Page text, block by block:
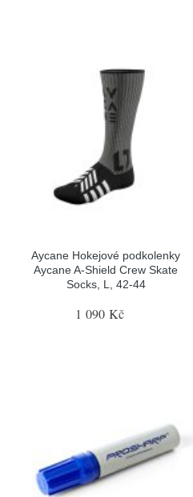
Aycane Hokejové podkolenky
Aycane A-Shield Crew Skate
Socks, L, 42-44
1 090 Kč